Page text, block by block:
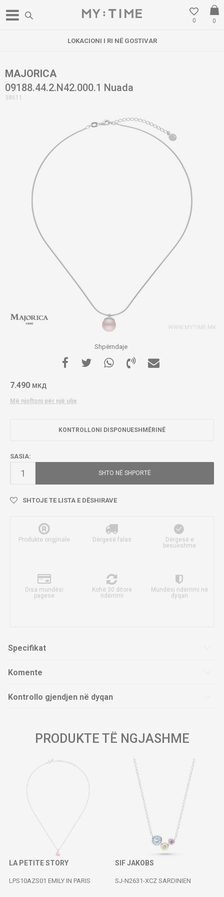
0
0
LOKACIONI I RI NË GOSTIVAR
MAJORICA
09188.44.2.N42.000.1 Nuada
38611
Shpërndaje
7.490 МКД
Më njoftoni për një ulje
KONTROLLONI DISPONUESHMËRINË
SASIA:
SHTO NË SHPORTË
SHTOJE TE LISTA E DËSHIRAVE
Produkte origjinale Dërgesë falas
Dërgesë e
besueshme
Disa mundësi
pagese
Kohë 30 ditore
ndërrimi
Mundësi ndërrimi në
dyqan
Specifikat
Komente
Kontrollo gjendjen në dyqan
PRODUKTE TË NGJASHME
LA PETITE STORY
LPS10AZS01 EMILY IN PARIS
SIF JAKOBS
SJ-N2631-XCZ SARDINIEN